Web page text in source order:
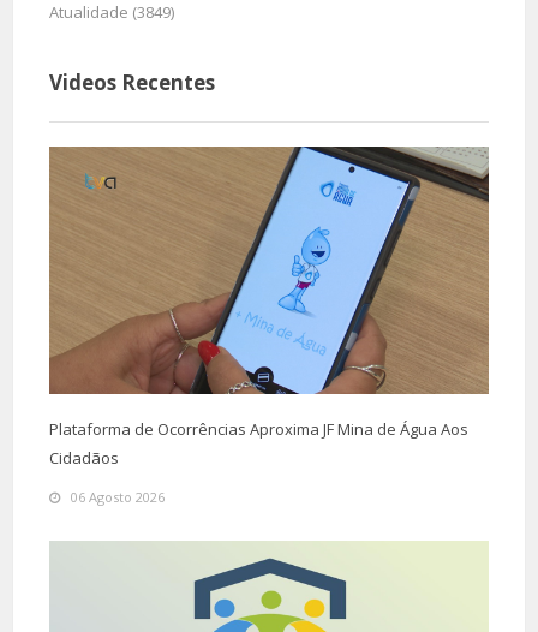
Atualidade (3849)
Videos Recentes
Plataforma de Ocorrências Aproxima JF Mina de Água Aos
Cidadãos
06 Agosto 2026